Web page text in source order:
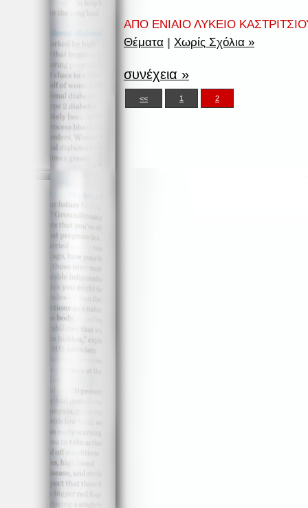
ΑΠΟ ΕΝΙΑΙΟ ΛΥΚΕΙΟ
Θέματα | Χωρίς Σχόλια »
συνέχεια »
<< 1 2